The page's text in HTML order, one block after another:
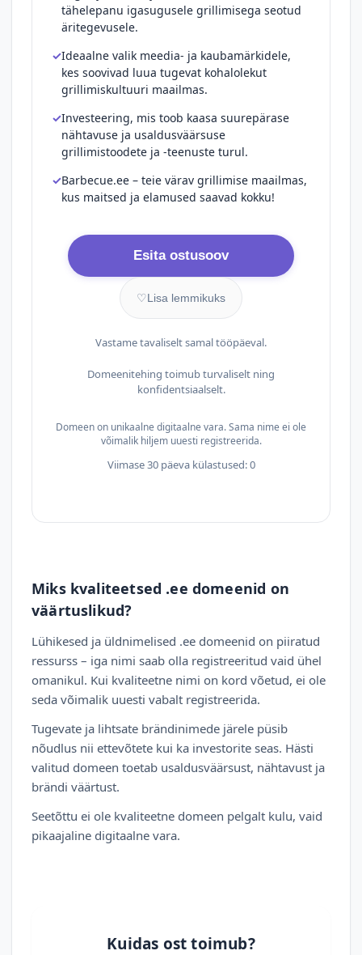
tähelepanu igasugusele grillimisega seotud
äritegevusele.
Ideaalne valik meedia- ja kaubamärkidele,
kes soovivad luua tugevat kohalolekut
grillimiskultuuri maailmas.
Investeering, mis toob kaasa suurepärase
nähtavuse ja usaldusväärsuse
grillimistoodete ja -teenuste turul.
Barbecue.ee – teie värav grillimise maailmas,
kus maitsed ja elamused saavad kokku!
Esita ostusoov
♡Lisa lemmikuks
Vastame tavaliselt samal tööpäeval.
Domeenitehing toimub turvaliselt ning
konfidentsiaalselt.
Domeen on unikaalne digitaalne vara. Sama nime ei ole
võimalik hiljem uuesti registreerida.
Viimase 30 päeva külastused: 0
Miks kvaliteetsed .ee domeenid on
väärtuslikud?
Lühikesed ja üldnimelised .ee domeenid on piiratud
ressurss – iga nimi saab olla registreeritud vaid ühel
omanikul. Kui kvaliteetne nimi on kord võetud, ei ole
seda võimalik uuesti vabalt registreerida.
Tugevate ja lihtsate brändinimede järele püsib
nõudlus nii ettevõtete kui ka investorite seas. Hästi
valitud domeen toetab usaldusväärsust, nähtavust ja
brändi väärtust.
Seetõttu ei ole kvaliteetne domeen pelgalt kulu, vaid
pikaajaline digitaalne vara.
Kuidas ost toimub?